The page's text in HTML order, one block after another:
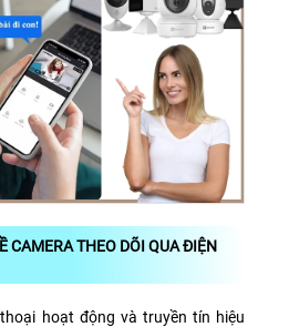
CAMERA THEO DÕI QUA ĐIỆN
hoạt động và truyền tín hiệu